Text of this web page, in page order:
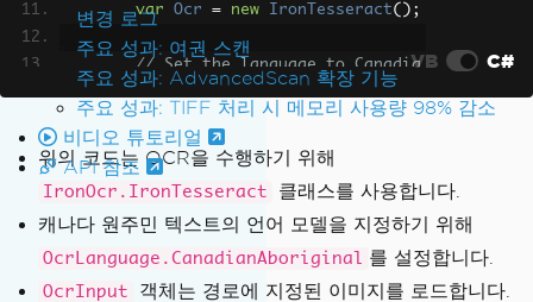
변경 로그
주요 성과: 여권 스캔
주요 성과: AdvancedScan 확장 기능
주요 성과: TIFF 처리 시 메모리 사용량 98% 감소
비디오 튜토리얼
API 참조
var
Ocr = new IronTesseract();
// Set the language to Canadia
n Aboriginal
Ocr
Language = OcrLanguage.Can
adianAboriginal;
// Provide the path to the ima
ge or PDF for OCR processing
        using
(var Input = new
OcrInpu
(@"images\CanadianAboriginal.png" ))
VB C#
위의 코드는 OCR을 수행하기 위해
IronOcr.IronTesseract
클래스를 사용합니다.
캐나다 원주민 텍스트의 언어 모델을 지정하기 위해
OcrLanguage.CanadianAboriginal 를 설정합니다.
OcrInput 객체는 경로에 지정된 이미지를 로드합니다.